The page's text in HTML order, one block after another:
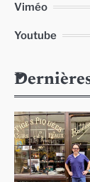
Viméo
Youtube